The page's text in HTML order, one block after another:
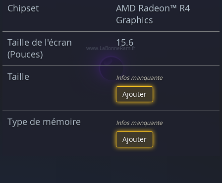
Chipset
AMD Radeon™ R4
Graphics
Taille de l'écran
(Pouces)
15.6
Taille Infos manquante
Ajouter
Type de mémoire Infos manquante
Ajouter